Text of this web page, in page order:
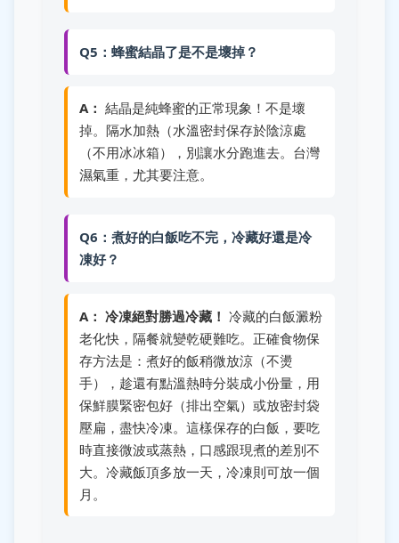
Q5：蜂蜜結晶了是不是壞掉？
A： 結晶是純蜂蜜的正常現象！不是壞
掉。隔水加熱（水溫密封保存於陰涼處
（不用冰冰箱），別讓水分跑進去。台灣
濕氣重，尤其要注意。
Q6：煮好的白飯吃不完，冷藏好還是冷
凍好？
A： 冷凍絕對勝過冷藏！ 冷藏的白飯澱粉
老化快，隔餐就變乾硬難吃。正確食物保
存方法是：煮好的飯稍微放涼（不燙
手），趁還有點溫熱時分裝成小份量，用
保鮮膜緊密包好（排出空氣）或放密封袋
壓扁，盡快冷凍。這樣保存的白飯，要吃
時直接微波或蒸熱，口感跟現煮的差別不
大。冷藏飯頂多放一天，冷凍則可放一個
月。